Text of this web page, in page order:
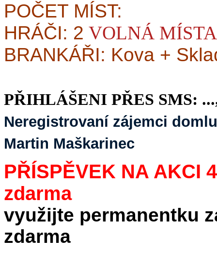
POČET MÍST:
HRÁČI: 2 VOLNÁ MÍSTA
BRANKÁŘI: Kova +
PŘIHLÁŠENI PŘES SMS:
Neregistrovaní zájemci
Martin Maškarinec
PŘÍSPĚVEK NA AKCI
zdarma
využijte permanentku
zdarma